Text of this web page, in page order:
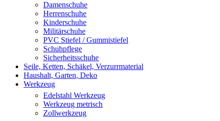
Damenschuhe
Herrenschuhe
Kinderschuhe
Militärschuhe
PVC Stiefel / Gummistiefel
Schuhpflege
Sicherheitsschuhe
Seile, Ketten, Schäkel, Verzurrmaterial
Haushalt, Garten, Deko
Werkzeug
Edelstahl Werkzeug
Werkzeug metrisch
Zollwerkzeug